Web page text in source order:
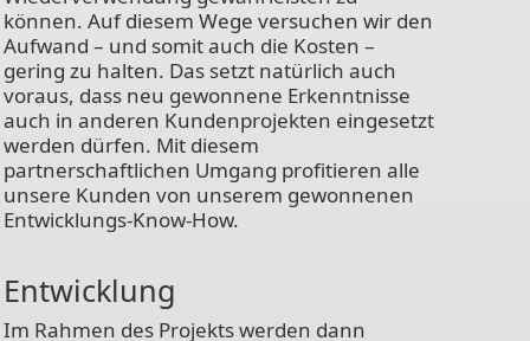
können. Auf diesem Wege versuchen wir den
Aufwand – und somit auch die Kosten –
gering zu halten. Das setzt natürlich auch
voraus, dass neu gewonnene Erkenntnisse
auch in anderen Kundenprojekten eingesetzt
werden dürfen. Mit diesem
partnerschaftlichen Umgang profitieren alle
unsere Kunden von unserem gewonnenen
Entwicklungs-Know-How.
Entwicklung
Im Rahmen des Projekts werden dann